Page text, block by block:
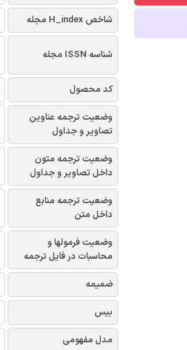
شاخص H_index مجله
شناسه ISSN مجله
کد محصول
وضعیت ترجمه عناوین
تصاویر و جداول
وضعیت ترجمه متون
داخل تصاویر و جداول
وضعیت ترجمه منابع
داخل متن
وضعیت فرمولها و
محاسبات در فایل ترجمه
ضمیمه
بیس
مدل مفهومی